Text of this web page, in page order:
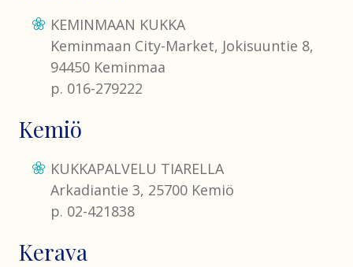
KEMINMAAN KUKKA
Keminmaan City-Market, Jokisuuntie 8,
94450 Keminmaa
p. 016-279222
Kemiö
KUKKAPALVELU TIARELLA
Arkadiantie 3, 25700 Kemiö
p. 02-421838
Kerava